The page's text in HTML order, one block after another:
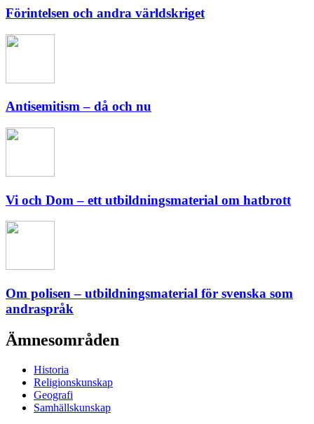
Förintelsen och andra världskriget
Antisemitism – då och nu
Vi och Dom – ett utbildningsmaterial om hatbrott
Om polisen – utbildningsmaterial för svenska som
andraspråk
Ämnesområden
Historia
Religionskunskap
Geografi
Samhällskunskap